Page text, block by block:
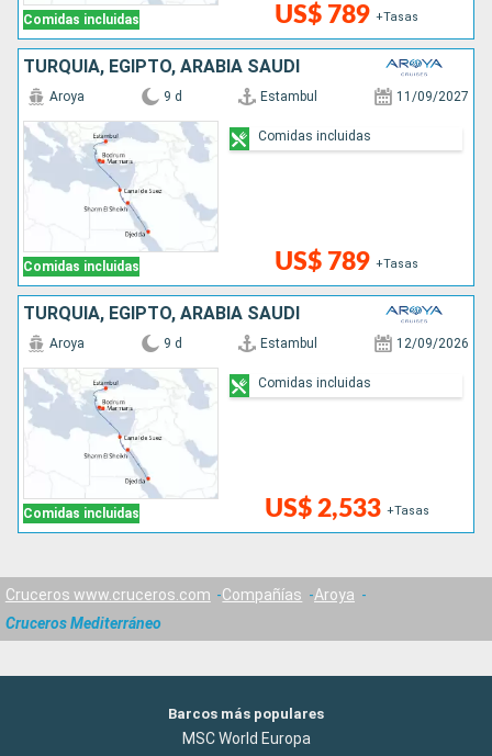
Comidas incluidas US$ 789 +Tasas
TURQUÍA, EGIPTO, ARABIA SAUDÍ
Comidas incluidas
Aroya 9 d Estambul 11/09/2027
US$ 789 +Tasas
Comidas incluidas
TURQUÍA, EGIPTO, ARABIA SAUDÍ
Comidas incluidas
Aroya 9 d Estambul 12/09/2026
US$ 2,533 +Tasas
Comidas incluidas
Cruceros www.cruceros.com Compañías
Aroya
Cruceros Mediterráneo
Barcos más populares
MSC World Europa